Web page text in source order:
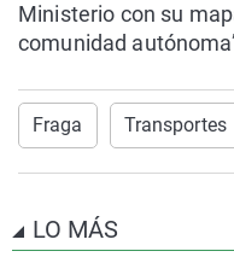
Ministerio con su
comunidad
Fraga Transportes
LO MÁS